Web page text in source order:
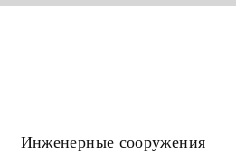
Инженерные сооружения